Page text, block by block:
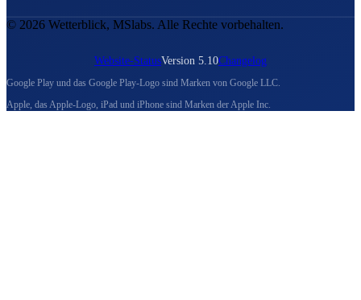
© 2026 Wetterblick, MSlabs. Alle Rechte vorbehalten.
Website-StatusVersion 5.10Changelog
Google Play und das Google Play-Logo sind Marken von Google LLC.
Apple, das Apple-Logo, iPad und iPhone sind Marken der Apple Inc.